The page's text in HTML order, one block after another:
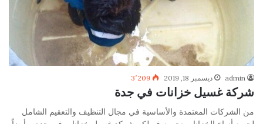
admin ديسمبر 18, 2019 3٬209
شركة غسيل خزانات في جدة
من الشركات المعتمدة والأساسية في مجال التنظيف والتعقيم الشامل